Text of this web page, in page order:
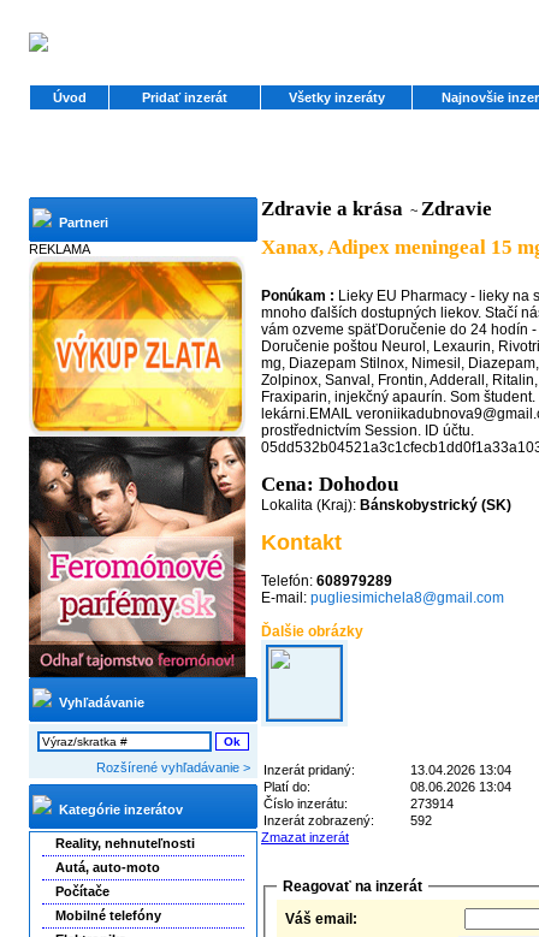
Úvod Pridať inzerát Všetky inzeráty Najnovšie
Partneri
REKLAMA
Vyhľadávanie
Rozšírené vyhľadávanie >
Kategórie inzerátov
Reality, nehnuteľnosti
Autá, auto-moto
Počítače
Mobilné telefóny
Zdravie a krása ~ Zdravie
Xanax, Adipex meningeal 15
Ponúkam : Lieky EU Pharmacy - lieky na
mnoho ďalších dostupných liekov. Stačí
vám ozveme späťDoručenie do 24 hodín
Doručenie poštou Neurol, Lexaurin,
mg, Diazepam Stilnox, Nimesil,
Zolpinox, Sanval, Frontin, Adderall,
Fraxiparin, injekčný apaurín. Som
lekárni.EMAIL
prostřednictvím Session. ID účtu.
Cena: Dohodou
Lokalita (Kraj): Bánskobystrický (SK)
Kontakt
Telefón: 608979289
E-mail: pugliesimichela8@gmail.com
Ďalšie obrázky
Inzerát pridaný:
13.04.2026 13:04
Platí do:
08.06.2026 13:04
Číslo inzerátu:
273914
Inzerát zobrazený:
592
Zmazat inzerát
Reagovať na inzerát
Váš email: